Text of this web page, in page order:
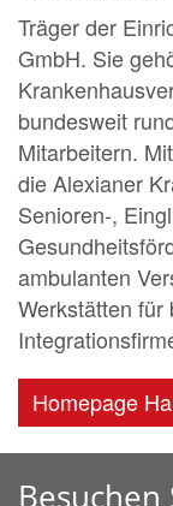
Träger der
GmbH. Sie
bundesweit
Mitarbeitern.
die Alexianer
Senioren-,
ambulanten
Werkstätten für
Homepage
Besuchen